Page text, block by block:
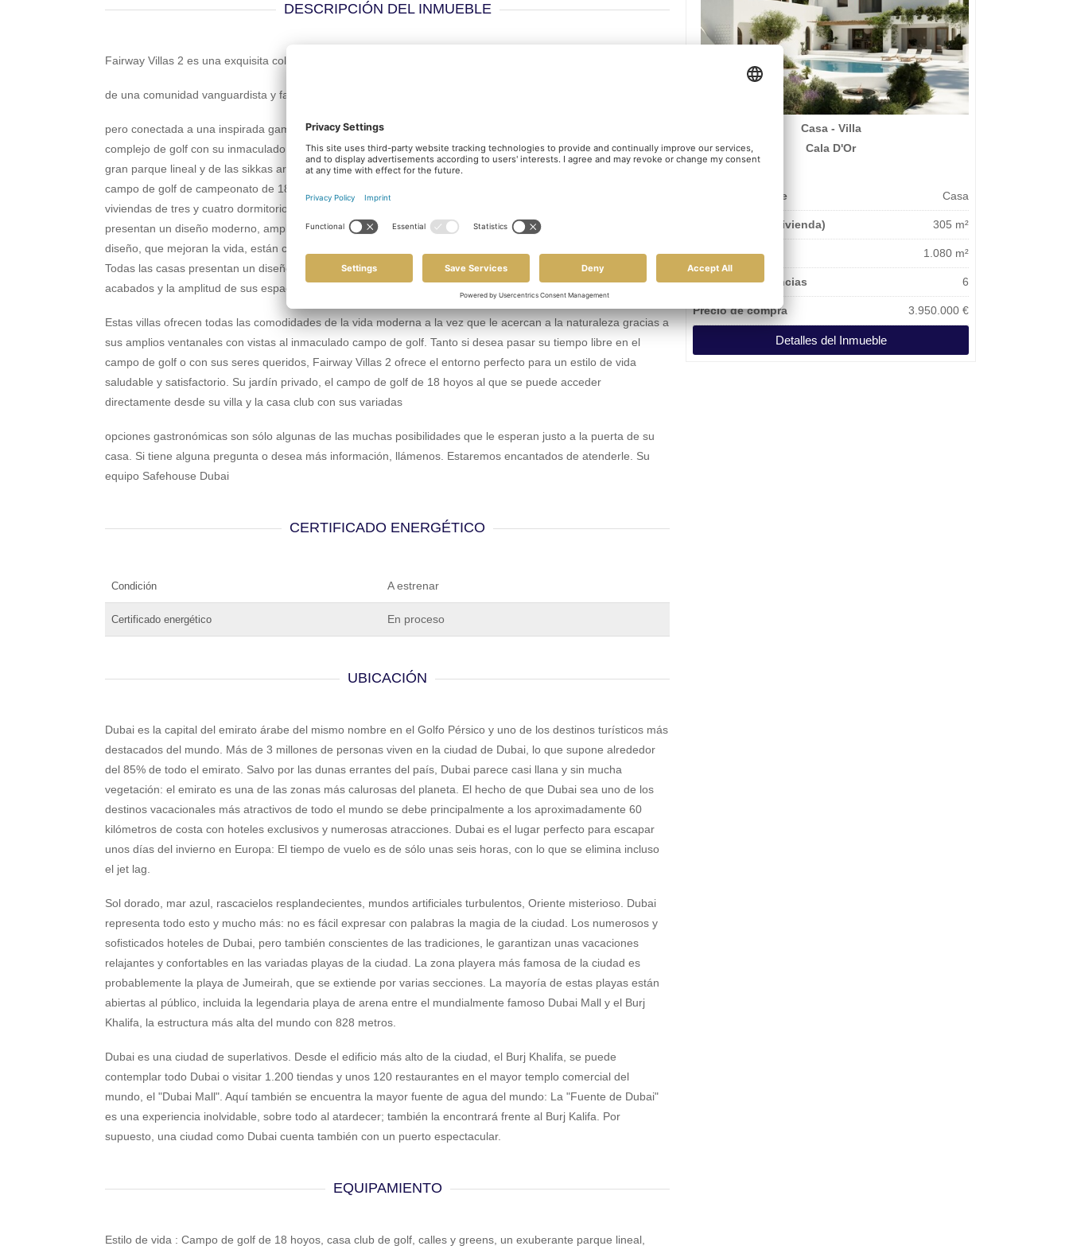
DESCRIPCIÓN DEL INMUEBLE
Fairway Villas 2 es una exquisita colección de espaciosas villas en el centro
de una comunidad vanguardista y familiar enclavada en la naturaleza
pero conectada a una inspirada gama de servicios de categoría mundial. Podrá experimentar el lujo de un
complejo de golf con su inmaculado paisaje y sus exuberantes greens, mientras disfruta de amplias vistas del
gran parque lineal y de las sikkas arboladas desde la comodidad de su balcón. Situada en un impresionante
campo de golf de campeonato de 18 hoyos, Fairway Villas 2 es una impresionante comunidad de elegantes
viviendas de tres y cuatro dormitorios. Estas exquisitas villas están situadas en el centro de un barrio dinámico y
presentan un diseño moderno, amplios espacios y un alto nivel de confort. Sus modernas características de
diseño, que mejoran la vida, están cuidadosamente entretejidas con una afinidad por el entorno circundante.
Todas las casas presentan un diseño minimalista que refleja su estética contemporánea, sus exquisitos
acabados y la amplitud de sus espacios.
Estas villas ofrecen todas las comodidades de la vida moderna a la vez que le acercan a la naturaleza gracias a
sus amplios ventanales con vistas al inmaculado campo de golf. Tanto si desea pasar su tiempo libre en el
campo de golf o con sus seres queridos, Fairway Villas 2 ofrece el entorno perfecto para un estilo de vida
saludable y satisfactorio. Su jardín privado, el campo de golf de 18 hoyos al que se puede acceder
directamente desde su villa y la casa club con sus variadas
opciones gastronómicas son sólo algunas de las muchas posibilidades que le esperan justo a la puerta de su
casa. Si tiene alguna pregunta o desea más información, llámenos. Estaremos encantados de atenderle. Su
equipo Safehouse Dubai
CERTIFICADO ENERGÉTICO
Condición A estrenar
Certificado energético En proceso
UBICACIÓN
Dubai es la capital del emirato árabe del mismo nombre en el Golfo Pérsico y uno de los destinos turísticos más
destacados del mundo. Más de 3 millones de personas viven en la ciudad de Dubai, lo que supone alrededor
del 85% de todo el emirato. Salvo por las dunas errantes del país, Dubai parece casi llana y sin mucha
vegetación: el emirato es una de las zonas más calurosas del planeta. El hecho de que Dubai sea uno de los
destinos vacacionales más atractivos de todo el mundo se debe principalmente a los aproximadamente 60
kilómetros de costa con hoteles exclusivos y numerosas atracciones. Dubai es el lugar perfecto para escapar
unos días del invierno en Europa: El tiempo de vuelo es de sólo unas seis horas, con lo que se elimina incluso
el jet lag.
Sol dorado, mar azul, rascacielos resplandecientes, mundos artificiales turbulentos, Oriente misterioso. Dubai
representa todo esto y mucho más: no es fácil expresar con palabras la magia de la ciudad. Los numerosos y
sofisticados hoteles de Dubai, pero también conscientes de las tradiciones, le garantizan unas vacaciones
relajantes y confortables en las variadas playas de la ciudad. La zona playera más famosa de la ciudad es
probablemente la playa de Jumeirah, que se extiende por varias secciones. La mayoría de estas playas están
abiertas al público, incluida la legendaria playa de arena entre el mundialmente famoso Dubai Mall y el Burj
Khalifa, la estructura más alta del mundo con 828 metros.
Dubai es una ciudad de superlativos. Desde el edificio más alto de la ciudad, el Burj Khalifa, se puede
contemplar todo Dubai o visitar 1.200 tiendas y unos 120 restaurantes en el mayor templo comercial del
mundo, el "Dubai Mall". Aquí también se encuentra la mayor fuente de agua del mundo: La "Fuente de Dubai"
es una experiencia inolvidable, sobre todo al atardecer; también la encontrará frente al Burj Kalifa. Por
supuesto, una ciudad como Dubai cuenta también con un puerto espectacular.
EQUIPAMIENTO
Estilo de vida : Campo de golf de 18 hoyos, casa club de golf, calles y greens, un exuberante parque lineal,
Casa - Villa
Cala D'Or
Tipo de inmueble Casa
Superficie útil (vivienda) 305 m²
Terreno 1.080 m²
Número de estancias 6
Precio de compra 3.950.000 €
Detalles del Inmueble